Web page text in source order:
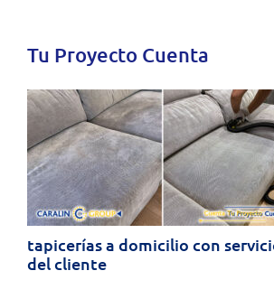
Tu Proyecto Cuenta
tapicerías a domicilio con
del cliente